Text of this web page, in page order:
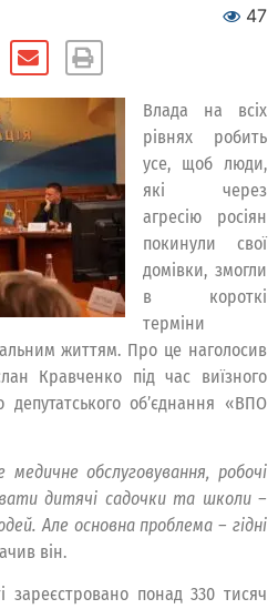
47
Влада на всіх
рівнях робить
усе, щоб люди,
які через
агресію росіян
покинули свої
домівки, змогли
в короткі
терміни
життям. Про це наголосив
Кравченко під час виїзного
депутатського об’єднання «ВПО
медичне обслуговування, робочі
дитячі садочки та школи –
Але основна проблема – гідні
він.
зареєстровано понад 330 тисяч